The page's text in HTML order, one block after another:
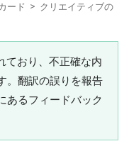
ード > クリエイティブの
ており、不正確な内
。翻訳の誤りを報告
あるフィードバック